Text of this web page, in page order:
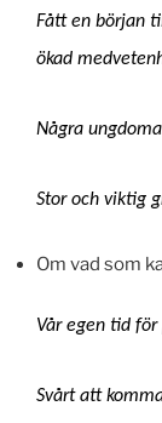
Fått en början
ökad
Några
Stor och viktig
Om vad som
Vår egen tid
Svårt att